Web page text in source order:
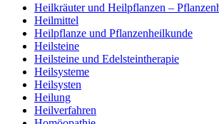
Heilkräuter und Heilpflanzen –
Heilmittel
Heilpflanze und Pflanzenheilkunde
Heilsteine
Heilsteine und Edelsteintherapie
Heilsysteme
Heilsysten
Heilung
Heilverfahren